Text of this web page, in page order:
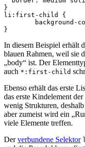
}
li :first-child
{
background-
}
In diesem Beispiel erhält
blauen Rahmen, weil sie
„body“ ist. Der
auch *:first-child
Ebenso erhält das erste
das erste Kindelement
wenig Strukturen,
aber zumeist wird ein
viele Elemente treffen.
Derverbundene Selektor